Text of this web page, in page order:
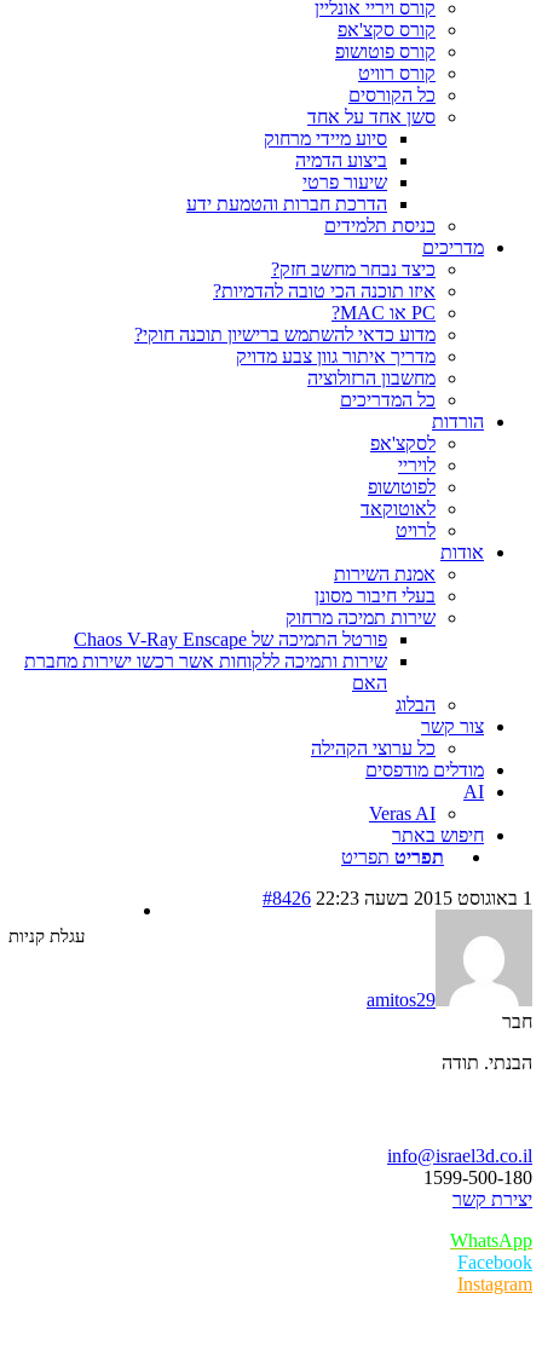
קורס ויריי אונליין
קורס סקצ'אפ
קורס פוטושופ
קורס רוויט
כל הקורסים
סשן אחד על אחד
סיוע מיידי מרחוק
ביצוע הדמיה
שיעור פרטי
הדרכת חברות והטמעת ידע
כניסת תלמידים
מדריכים
כיצד נבחר מחשב חזק?
איזו תוכנה הכי טובה להדמיות?‎‎
PC או MAC?
מדוע כדאי להשתמש ברישיון תוכנה חוקי?
מדריך איתור גוון צבע מדויק
מחשבון הרזולוציה
כל המדריכים
הורדות
לסקצ'אפ
לויריי
לפוטושופ
לאוטוקאד
לרויט
אודות
אמנת השירות
בעלי חיבור מסונן
שירות תמיכה מרחוק
פורטל התמיכה של Chaos V-Ray Enscape
שירות ותמיכה ללקוחות אשר רכשו ישירות מחברת
הבלוג
צור קשר
כל ערוצי הקהילה
מודלים מודפסים
AI
Veras AI
חיפוש באתר
תפריט תפריט
עגלת קניות
#8426
amitos29
תודה
1599-
קשר